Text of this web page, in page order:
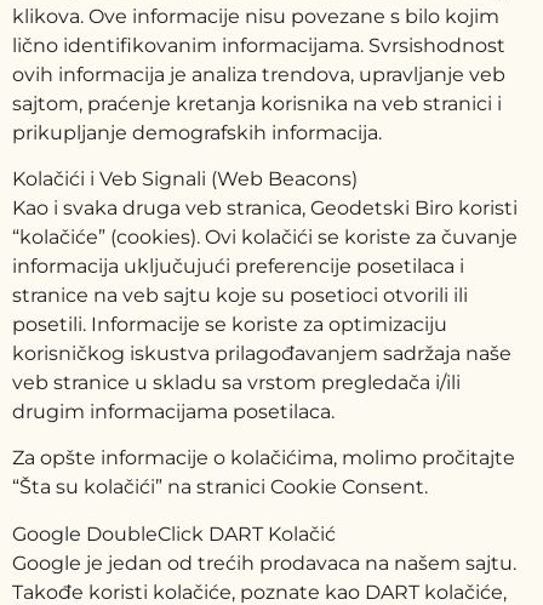
klikova. Ove informacije nisu povezane s bilo kojim
lično identifikovanim informacijama. Svrsishodnost
ovih informacija je analiza trendova, upravljanje veb
sajtom, praćenje kretanja korisnika na veb stranici i
prikupljanje demografskih informacija.
Kolačići i Veb Signali (Web Beacons)
Kao i svaka druga veb stranica, Geodetski Biro koristi
“kolačiće” (cookies). Ovi kolačići se koriste za čuvanje
informacija uključujući preferencije posetilaca i
stranice na veb sajtu koje su posetioci otvorili ili
posetili. Informacije se koriste za optimizaciju
korisničkog iskustva prilagođavanjem sadržaja naše
veb stranice u skladu sa vrstom pregledača i/ili
drugim informacijama posetilaca.
Za opšte informacije o kolačićima, molimo pročitajte
“Šta su kolačići” na stranici Cookie Consent.
Google DoubleClick DART Kolačić
Google je jedan od trećih prodavaca na našem sajtu.
Takođe koristi kolačiće, poznate kao DART kolačiće,